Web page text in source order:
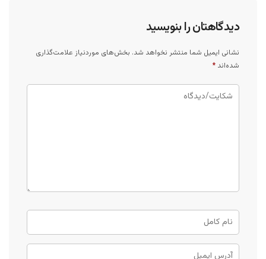
دیدگاهتان را بنویسید
نشانی ایمیل شما منتشر نخواهد شد. بخش‌های موردنیاز علامت‌گذاری
شده‌اند *